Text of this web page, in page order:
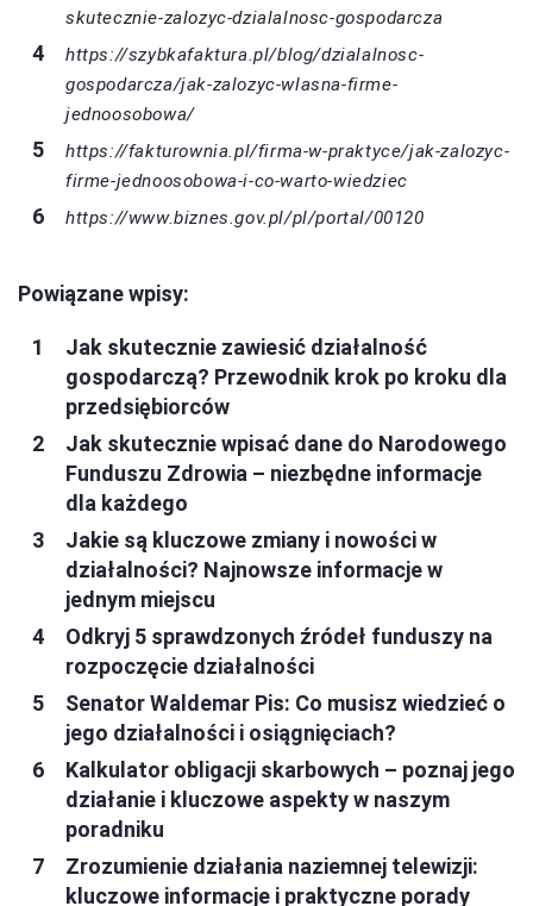
skutecznie-zalozyc-dzialalnosc-gospodarcza
https://szybkafaktura.pl/blog/dzialalnosc-
gospodarcza/jak-zalozyc-wlasna-firme-
jednoosobowa/
https://fakturownia.pl/firma-w-praktyce/jak-zalozyc-
firme-jednoosobowa-i-co-warto-wiedziec
https://www.biznes.gov.pl/pl/portal/00120
Powiązane wpisy:
Jak skutecznie zawiesić działalność
gospodarczą? Przewodnik krok po kroku dla
przedsiębiorców
Jak skutecznie wpisać dane do Narodowego
Funduszu Zdrowia – niezbędne informacje
dla każdego
Jakie są kluczowe zmiany i nowości w
działalności? Najnowsze informacje w
jednym miejscu
Odkryj 5 sprawdzonych źródeł funduszy na
rozpoczęcie działalności
Senator Waldemar Pis: Co musisz wiedzieć o
jego działalności i osiągnięciach?
Kalkulator obligacji skarbowych – poznaj jego
działanie i kluczowe aspekty w naszym
poradniku
Zrozumienie działania naziemnej telewizji:
kluczowe informacje i praktyczne porady